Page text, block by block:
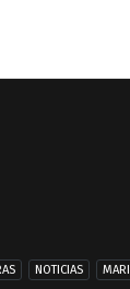
NOTICIAS